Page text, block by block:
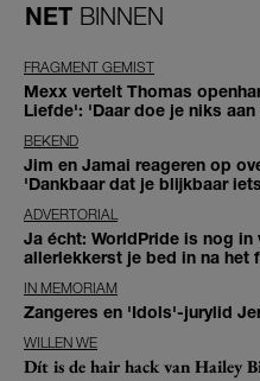
NET BINNEN
FRAGMENT GEMIST
Mexx vertelt Thomas
Liefde': 'Daar doe je niks aan
BEKEND
Jim en Jamai reageren op
'Dankbaar dat je blijkbaar
ADVERTORIAL
Ja écht: WorldPride is nog in
allerlekkerst je bed in na het
IN MEMORIAM
Zangeres en 'Idols'-jurylid
WILLEN WE
Dít is de hair hack van Hailey